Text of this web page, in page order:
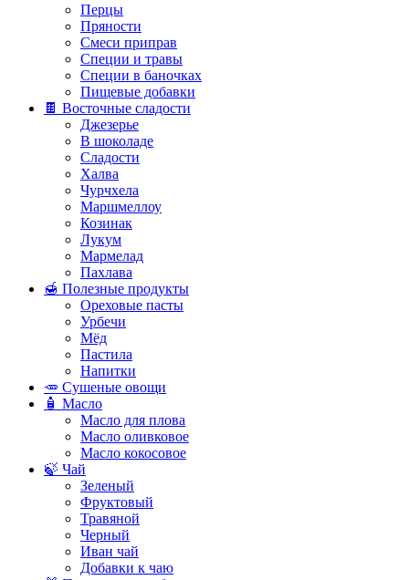
Перцы
Пряности
Смеси приправ
Специи и травы
Специи в баночках
Пищевые добавки
🍫 Восточные сладости
Джезерье
В шоколаде
Сладости
Халва
Чурчхела
Маршмеллоу
Козинак
Лукум
Мармелад
Пахлава
🍯 Полезные продукты
Ореховые пасты
Урбечи
Мёд
Пастила
Напитки
🥕 Сушеные овощи
🧴 Масло
Масло для плова
Масло оливковое
Масло кокосовое
🍃 Чай
Зеленый
Фруктовый
Травяной
Черный
Иван чай
Добавки к чаю